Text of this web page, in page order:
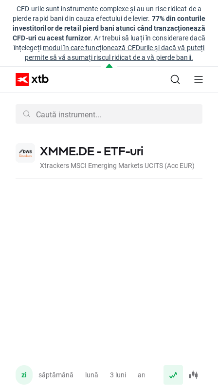
CFD-urile sunt instrumente complexe și au un risc ridicat de a
pierde rapid bani din cauza efectului de levier. 77% din conturile
investitorilor de retail pierd bani atunci când tranzacționează
CFD-uri cu acest furnizor. Ar trebui să luați în considerare dacă
înțelegeți modul în care funcționează CFDurile și dacă vă puteți
permite să vă asumați riscul ridicat de a vă pierde banii.
XMME.DE - ETF-uri
Xtrackers MSCI Emerging Markets UCITS (Acc EUR)
zi săptămână lună 3 luni an